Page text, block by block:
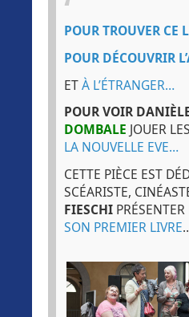
POUR TROUVER CE
POUR DÉCOUVRIR
ETÀ L’ÉTRANGER…
POUR VOIR
DOMBALE JOUER
LA NOUVELLE EVE…
CETTE PIÈCE EST
SCÉARISTE,
FIESCHI
SON PREMIER LIVRE